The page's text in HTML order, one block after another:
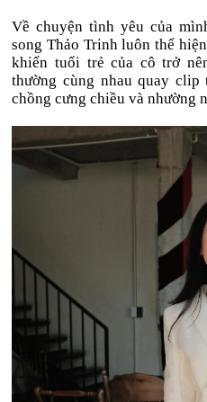
Về chuyện tình yêu của
song Thảo Trinh luôn thể
khiến tuổi trẻ của cô trở
thường cùng nhau quay
chồng cưng chiều và nhường